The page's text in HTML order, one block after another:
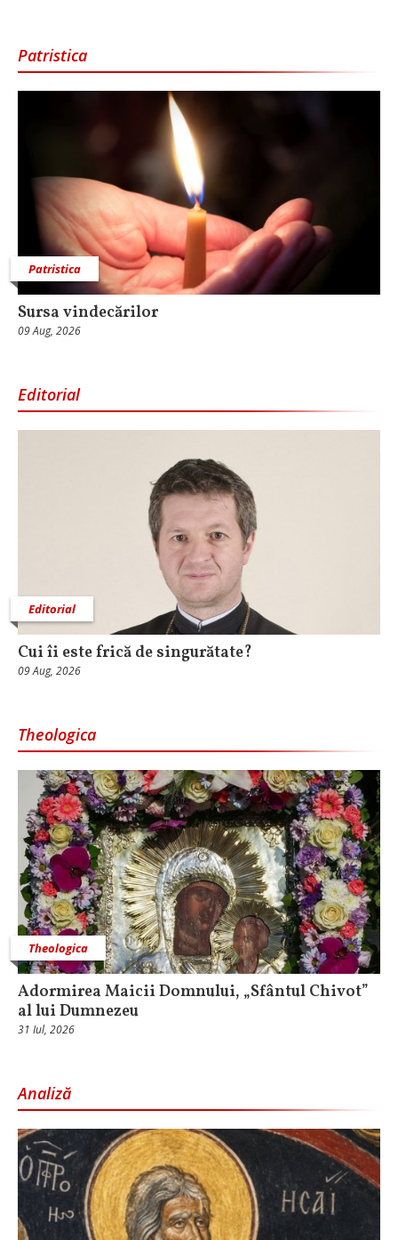
Patristica
Patristica
Sursa vindecărilor
09 Aug, 2026
Editorial
Editorial
Cui îi este frică de singurătate?
09 Aug, 2026
Theologica
Theologica
Adormirea Maicii Domnului, „Sfântul Chivot”
al lui Dumnezeu
31 Iul, 2026
Analiză